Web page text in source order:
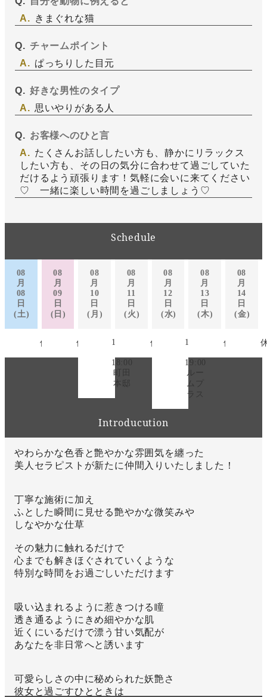
きまぐれな猫
チャームポイント
ぱっちりした目元
好きな男性のタイプ
思いやりがある人
お客様へのひと言
たくさんお話ししたい方も、静かにリラックス
したい方も、その日の気分に合わせて過ごしていた
だけるよう頑張ります！気軽に会いに来てください
♡ 一緒に楽しい時間を過ごしましょう♡
Schedule
08
月
08
日
(土)
休み
08
月
09
日
(日)
休み
08
月
10
日
(月)
12:00
18:00
町田
本邸
08
月
11
日
(火)
休み
08
月
12
日
(水)
13:00
19:00
ルー
ムプ
ラス
08
月
13
日
(木)
休み
08
月
14
日
(金)
Introducution
やわらかな色香と艶やかな雰囲気を纏った
美人セラピストが新たに仲間入りいたしました！
丁寧な施術に加え
ふとした瞬間に見せる艶やかな微笑みや
しなやかな仕草
その魅力に触れるだけで
心までも解きほぐされていくような
特別な時間をお過ごしいただけます
吸い込まれるように惹きつける瞳
透き通るようにきめ細やかな肌
近くにいるだけで漂う甘い気配が
あなたを非日常へと誘います
可愛らしさの中に秘められた妖艶さ
彼女と過ごすひとときは